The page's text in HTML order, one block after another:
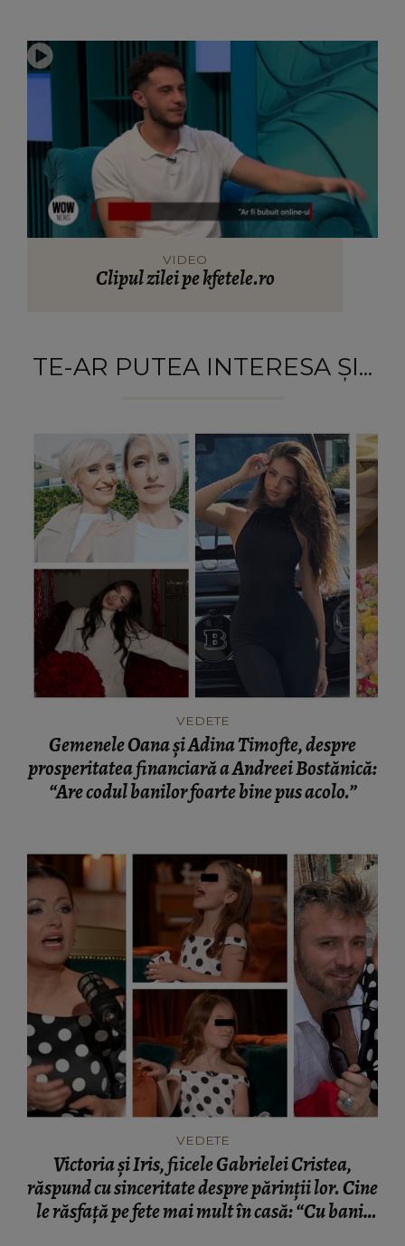
VIDEO
Clipul zilei pe kfetele.ro
TE-AR PUTEA INTERESA ȘI...
VEDETE
Gemenele Oana și Adina Timofte, despre
prosperitatea financiară a Andreei Bostănică:
“Are codul banilor foarte bine pus acolo.”
VEDETE
Victoria și Iris, fiicele Gabrielei Cristea,
răspund cu sinceritate despre părinții lor. Cine
le răsfață pe fete mai mult în casă: “Cu banii